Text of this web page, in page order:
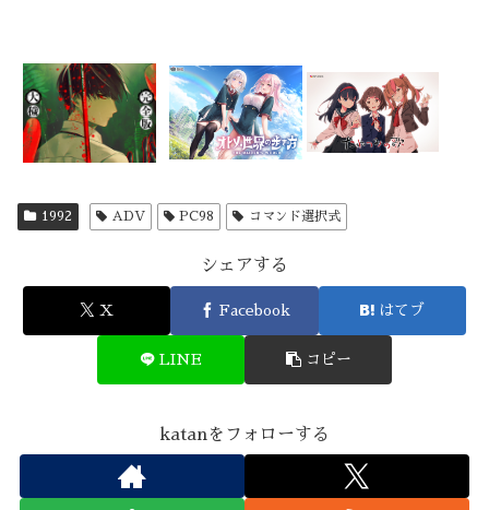
1992 ADV PC98 コマンド選択式
シェアする
X Facebook はてブ
LINE コピー
katanをフォローする